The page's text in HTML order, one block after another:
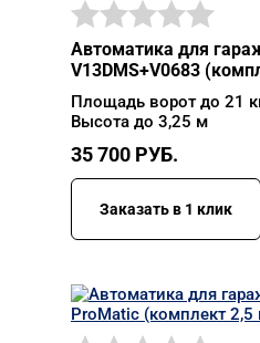
Автоматика для
V13DMS+V0683
Площадь ворот до 21
Высота до 3,25 м
35 700 РУБ.
Заказать в 1 клик